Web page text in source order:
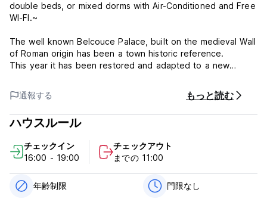
double beds, or mixed dorms with Air-Conditioned and Free
WI-FI.~
The well known Belcouce Palace, built on the medieval Wall
of Roman origin has been a town historic reference.
This year it has been restored and adapted to a new
front of Santa Clara’s Bridge and a 5-minutes walk to the
train station.
Your stay will be in the historic center of Coimbra,
a terrace with a stunning view of the Mondego river.
It provides accommodation in rooms with mixed dormitories
with access to shared bathrooms and all air conditioned.
The Hostel is surrounded by restaurants, gardens and other
通報する もっと読む
ハウスルール
チェックイン
16:00 - 19:00
チェックアウト
までの 11:00
年齢制限 門限なし